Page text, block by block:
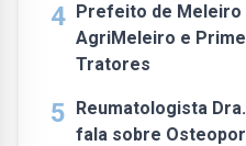
4 Prefeito de Meleiro
AgriMeleiro e
Tratores
5 Reumatologista
fala sobre